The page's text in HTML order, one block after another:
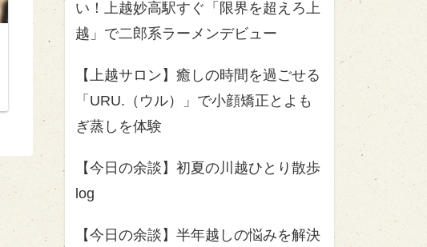
い！上越妙高駅すぐ「限界を超えろ上
越」で二郎系ラーメンデビュー
【上越サロン】癒しの時間を過ごせる
「URU.（ウル）」で小顔矯正とよも
ぎ蒸しを体験
【今日の余談】初夏の川越ひとり散歩
log
【今日の余談】半年越しの悩みを解決